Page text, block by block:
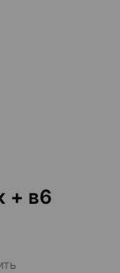
+ в6